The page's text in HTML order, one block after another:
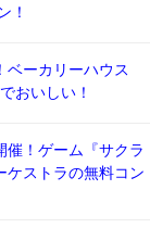
！
ベーカリーハウス
おいしい！
催！ゲーム『サクラ
ケストラの無料コン